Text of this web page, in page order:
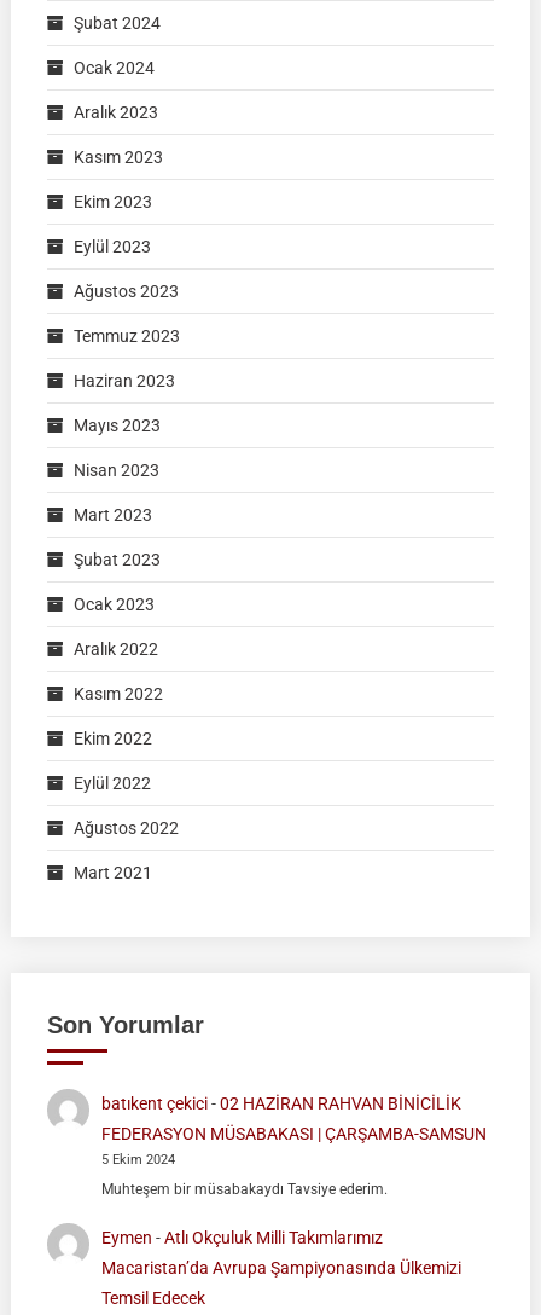
Şubat 2024
Ocak 2024
Aralık 2023
Kasım 2023
Ekim 2023
Eylül 2023
Ağustos 2023
Temmuz 2023
Haziran 2023
Mayıs 2023
Nisan 2023
Mart 2023
Şubat 2023
Ocak 2023
Aralık 2022
Kasım 2022
Ekim 2022
Eylül 2022
Ağustos 2022
Mart 2021
Son Yorumlar
batıkent çekici-02 HAZİRAN RAHVAN BİNİCİLİK
FEDERASYON MÜSABAKASI | ÇARŞAMBA-SAMSUN
5 Ekim 2024
Muhteşem bir müsabakaydı Tavsiye ederim.
Eymen -Atlı Okçuluk Milli Takımlarımız
Macaristan’da Avrupa Şampiyonasında Ülkemizi
Temsil Edecek